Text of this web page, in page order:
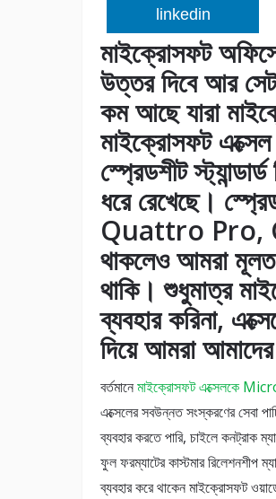
linkedin
মাইক্রোসফট
উত্তর দিবে আর
কম আছে যারা
মাইক্রোসফট এক্সেল
স্প্রেডশীট
ধরে রেখেছে।
Quattro Pro,
থাকলেও আমরা
থাকি। শুধুমাত্র
ব্যবহার করিনা,
দিয়ে আমরা আমাদের
বর্তমানেমাইক্রোসফট এক্সেলকে
এক্সেলের সবউন্নত সংস্করণের সেবা
ব্যবহার করতে পারি, চাইলে কনট্রাক
ফুল ফরম্যাটের কাস্টমার রিলেশনশীপ
ব্যবহার করে থাকেন মাইক্রোসফট